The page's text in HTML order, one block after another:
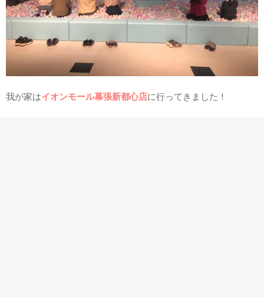
我が家はイオンモール幕張新都心店に行ってきました！